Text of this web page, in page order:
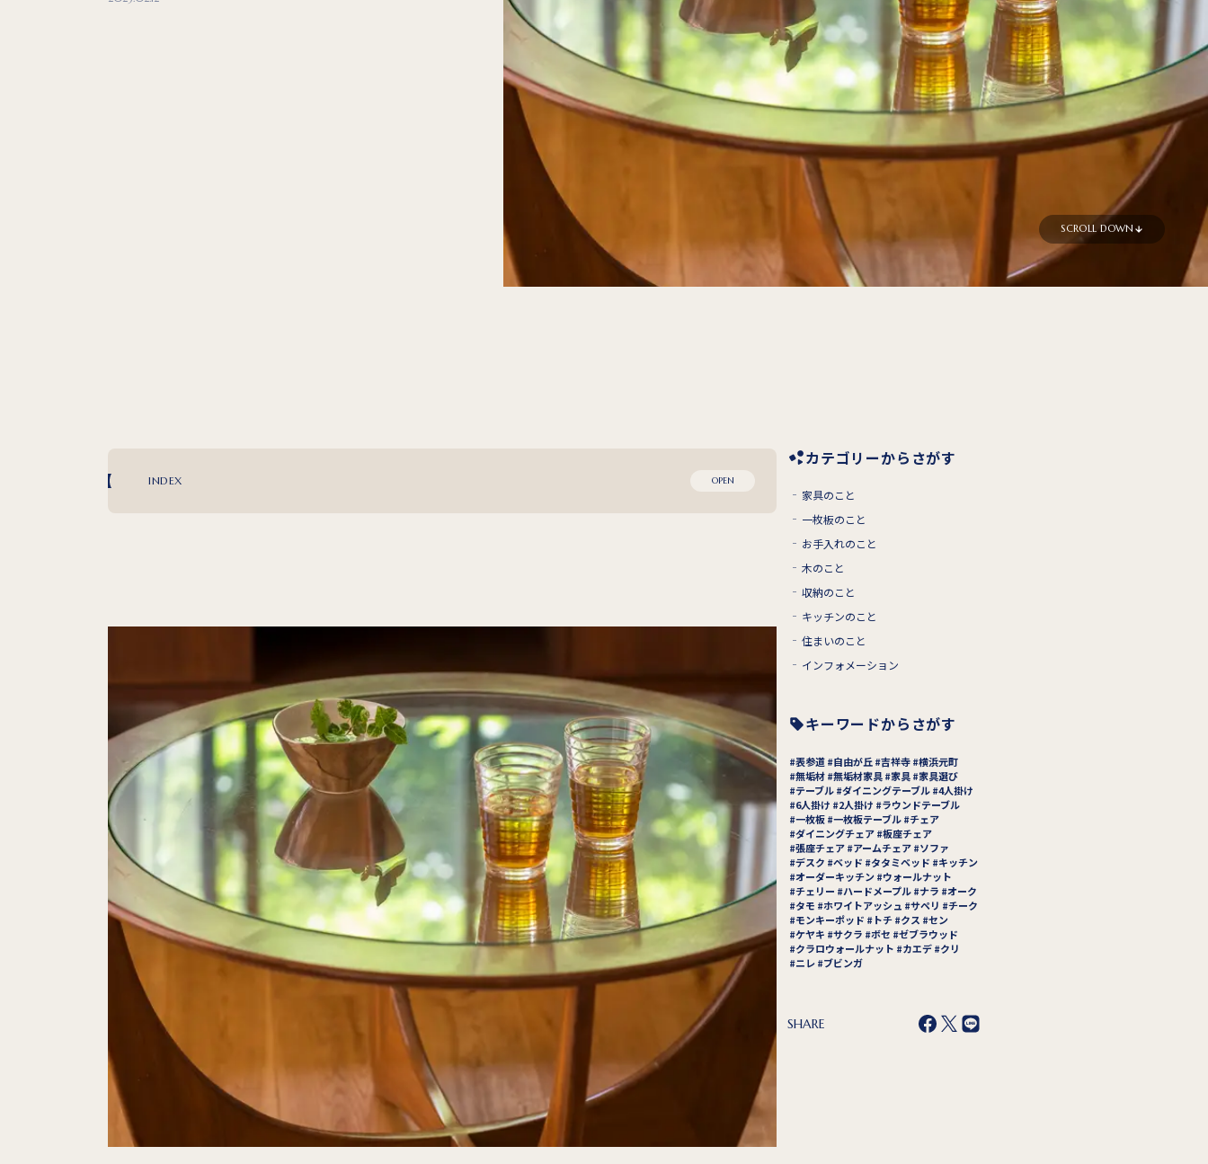
SCROLL DOWN
INDEX OPEN
カテゴリーからさがす
家具のこと
一枚板のこと
お手入れのこと
木のこと
収納のこと
キッチンのこと
住まいのこと
インフォメーション
キーワードからさがす
表参道 自由が丘 吉祥寺 横浜元町
無垢材 無垢材家具 家具
家具選び
テーブル ダイニングテーブル 4人掛け
6人掛け
2人掛け
ラウンドテーブル
一枚板 一枚板テーブル チェア
ダイニングチェア 板座チェア
張座チェア
アームチェア
ソファ
デスク
ベッド タタミベッド
キッチン
オーダーキッチン
ウォールナット
チェリー
ハードメープル ナラ
オーク
タモ
ホワイトアッシュ サペリ
チーク
モンキーポッド
トチ クス
セン
ケヤキ
サクラ ボセ
ゼブラウッド
クラロウォールナット
カエデ
クリ
ニレ
ブビンガ
SHARE